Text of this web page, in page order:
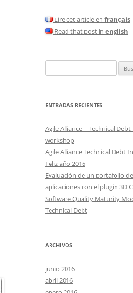
Lire cet article en français
Read that post in english
ENTRADAS RECIENTES
Agile Alliance – Technical
workshop
Agile Alliance Technical Debt
Feliz año 2016
Evaluación de un portafolio de
aplicaciones con el plugin 3D
Software Quality Maturity
Technical Debt
ARCHIVOS
junio 2016
abril 2016